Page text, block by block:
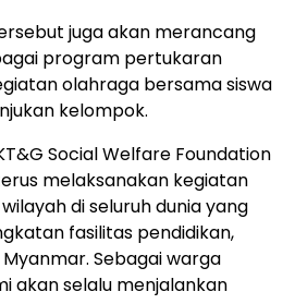
juga akan merancang
program pertukaran
olahraga bersama siswa
kelompok.
Social Welfare Foundation
melaksanakan kegiatan
di seluruh dunia yang
fasilitas pendidikan,
Sebagai warga
akan selalu menjalankan